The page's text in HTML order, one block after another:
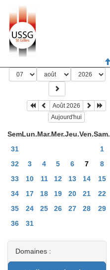
Août 2026
Aujourd'hui
SemLun.Mar.Mer.Jeu.Ven.Sam.
31
1
32
3 4 5 6 7 8
33
10 11 12 13 14 15
34
17 18 19 20 21 22
35
24 25 26 27 28 29
36
31
Domaines :